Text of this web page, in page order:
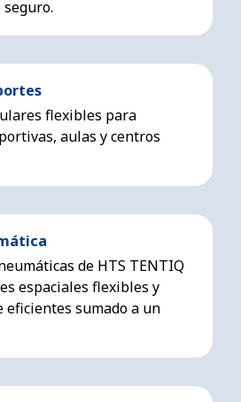
flexibles para
aulas y centros
de HTS TENTIQ
espaciales flexibles y
eficientes sumado a un